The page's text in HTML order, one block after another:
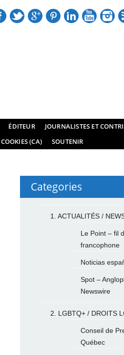
ÉDITEUR
JOURNALISTES ET
(CA) SOUTENIR
Categories
1. ACTUALITÉS /
Le Point – fil
francophone
Noticias
Spot –
Newswire
2. LGBTQ+ / DROITS
Conseil de
Québec